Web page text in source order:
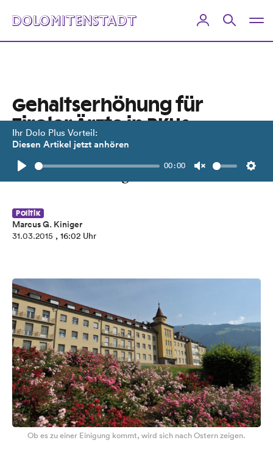
Ihr Dolo Plus Vorteil:
Diesen Artikel jetzt anhören
Play
00:00
Unmute
Gehaltserhöhung für
Tiroler Ärzte in BKHs
Die neue Arbeitszeitenregelung zeigt
rückwirkend Folgen.
Politik
Marcus G. Kiniger
31.03.2015 , 16:02 Uhr
Ob es zu einer Einigung kommt, wird sich nach Ostern zeigen.